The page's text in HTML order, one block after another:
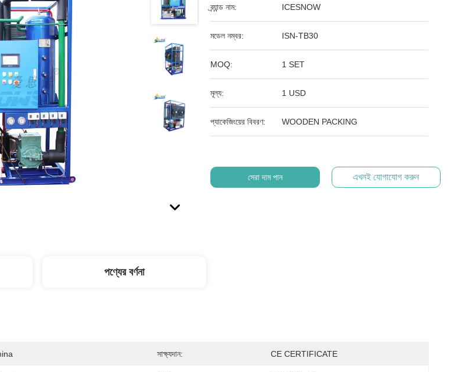
ব্র্যান্ড নাম: ICESNOW
মডেল নম্বর: ISN-TB30
MOQ: 1 SET
মূল্য: 1 USD
প্যাকেজিংয়ের বিবরণ: WOODEN PACKING
সেরা দাম পান এখনই যোগাযোগ করুন
পণ্যের বর্ণনা
সাক্ষ্যদান: CE CERTIFICATE